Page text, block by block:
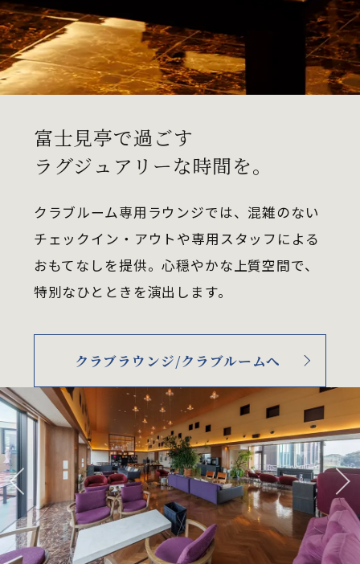
富士見亭で過ごす
ラグジュアリーな時間を。
クラブルーム専用ラウンジでは、混雑のない
チェックイン・アウトや専用スタッフによる
おもてなしを提供。心穏やかな上質空間で、
特別なひとときを演出します。
クラブラウンジ/クラブルームへ